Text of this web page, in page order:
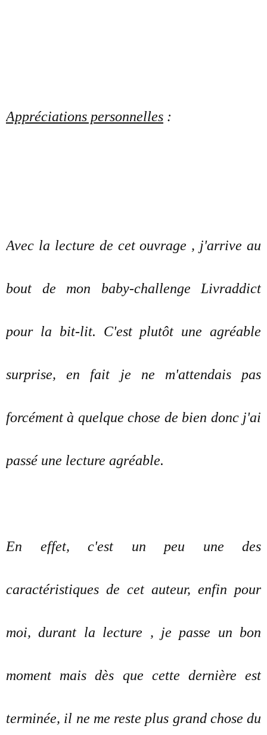
Appréciations personnelles :
Avec la lecture de cet ouvrage , j'arrive au
bout de mon baby-challenge Livraddict
pour la bit-lit. C'est plutôt une agréable
surprise, en fait je ne m'attendais pas
forcément à quelque chose de bien donc j'ai
passé une lecture agréable.
En effet, c'est un peu une des
caractéristiques de cet auteur, enfin pour
moi, durant la lecture , je passe un bon
moment mais dès que cette dernière est
terminée, il ne me reste plus grand chose du